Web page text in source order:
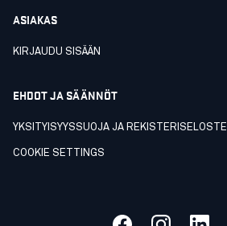
ASIAKAS
KIRJAUDU SISÄÄN
EHDOT JA SÄÄNNÖT
YKSITYISYYSSUOJA JA REKISTERISELOSTE
COOKIE SETTINGS